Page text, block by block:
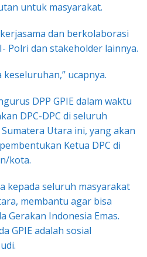
untuk masyarakat.
dan berkolaborasi
Polri dan stakeholder lainnya.
keseluruhan,” ucapnya.
DPP GPIE dalam waktu
DPC-DPC di seluruh
Utara ini, yang akan
Ketua DPC di
kota.
kepada seluruh masyarakat
membantu agar bisa
Gerakan Indonesia Emas.
GPIE adalah sosial